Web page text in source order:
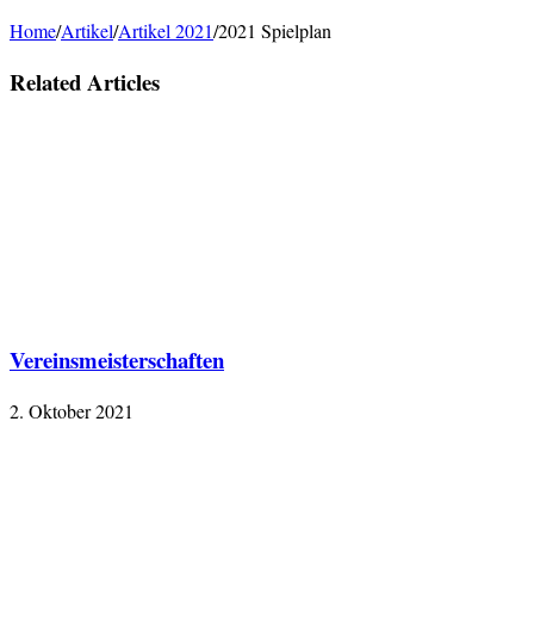
Home/Artikel/Artikel 2021/2021 Spielplan
Related Articles
Vereinsmeisterschaften
2. Oktober 2021